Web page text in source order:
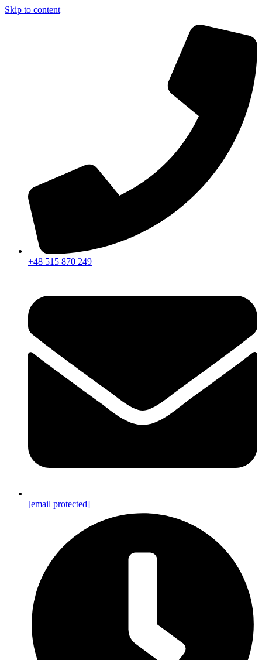
Skip to content
+48 515 870 249
[email protected]